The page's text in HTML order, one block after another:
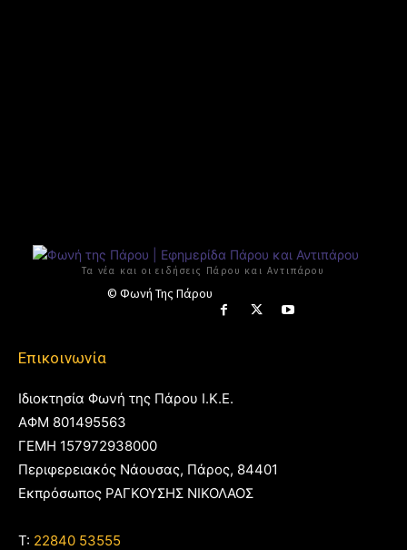
Τα νέα και οι ειδήσεις Πάρου και Αντιπάρου
© Φωνή Της Πάρου
Επικοινωνία
Ιδιοκτησία Φωνή της Πάρου Ι.Κ.Ε.
ΑΦΜ 801495563
ΓΕΜΗ 157972938000
Περιφερειακός Νάουσας, Πάρος, 84401
Εκπρόσωπος ΡΑΓΚΟΥΣΗΣ ΝΙΚΟΛΑΟΣ
T: 22840 53555